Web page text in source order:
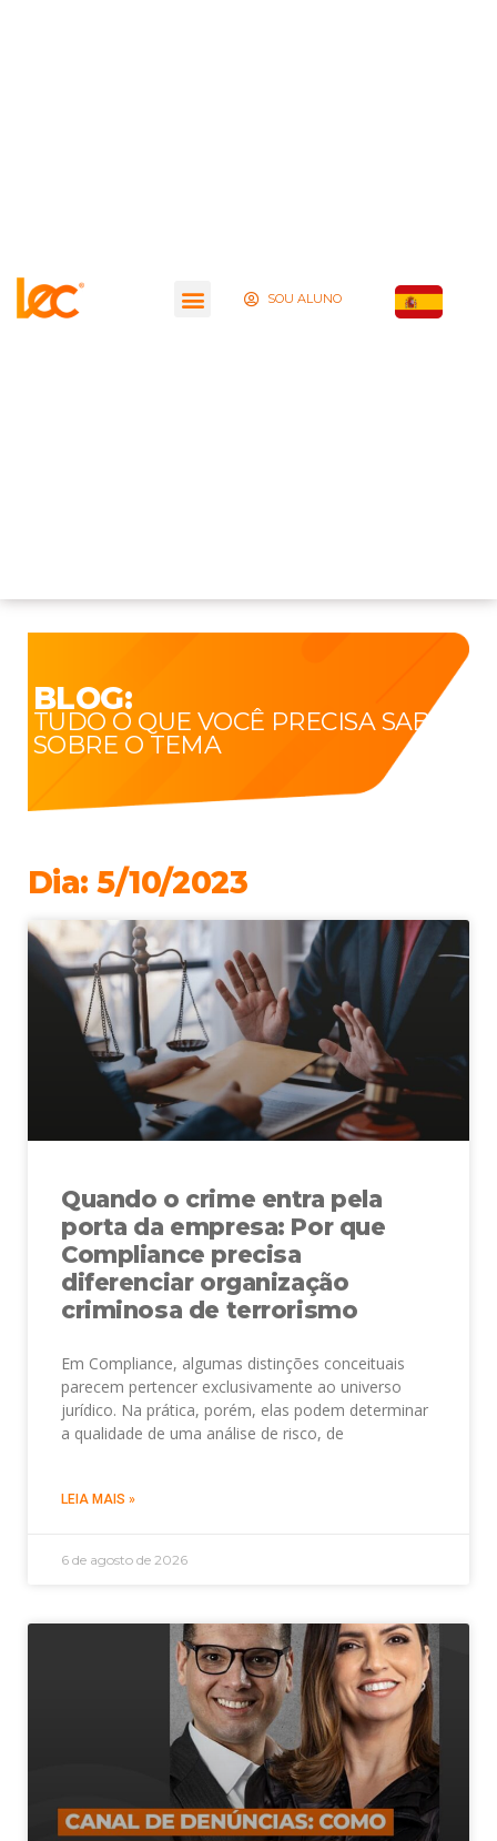
SOU ALUNO
BLOG:
TUDO O QUE VOCÊ PRECISA SABER
SOBRE O TEMA
Dia: 5/10/2023
Quando o crime entra pela
porta da empresa: Por que
Compliance precisa
diferenciar organização
criminosa de terrorismo
Em Compliance, algumas distinções conceituais
parecem pertencer exclusivamente ao universo
jurídico. Na prática, porém, elas podem determinar
a qualidade de uma análise de risco, de
LEIA MAIS »
6 de agosto de 2026